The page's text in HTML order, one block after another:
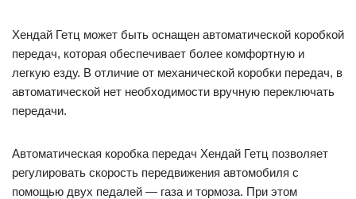
Хендай Гетц может быть оснащен автоматической коробкой
передач, которая обеспечивает более комфортную и
легкую езду. В отличие от механической коробки передач, в
автоматической нет необходимости вручную переключать
передачи.
Автоматическая коробка передач Хендай Гетц позволяет
регулировать скорость передвижения автомобиля с
помощью двух педалей — газа и тормоза. При этом